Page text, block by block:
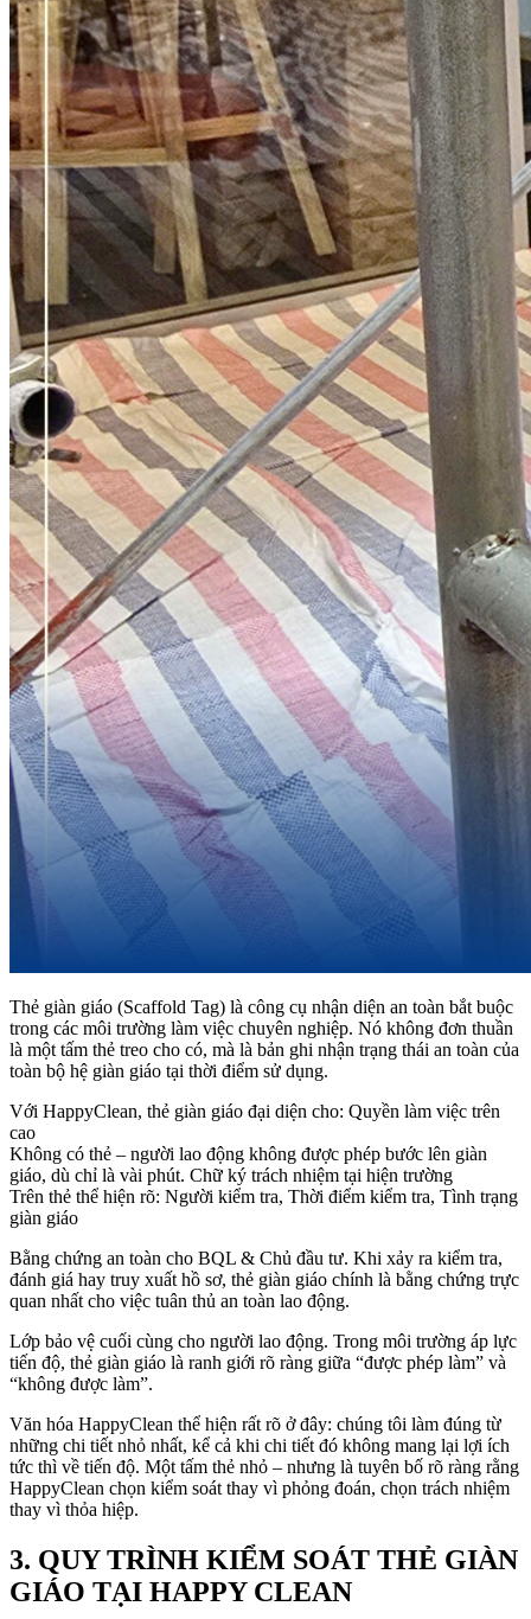
Thẻ giàn giáo (Scaffold Tag) là công cụ nhận diện an toàn bắt buộc
trong các môi trường làm việc chuyên nghiệp. Nó không đơn thuần
là một tấm thẻ treo cho có, mà là bản ghi nhận trạng thái an toàn của
toàn bộ hệ giàn giáo tại thời điểm sử dụng.
Với HappyClean, thẻ giàn giáo đại diện cho: Quyền làm việc trên
cao
Không có thẻ – người lao động không được phép bước lên giàn
giáo, dù chỉ là vài phút. Chữ ký trách nhiệm tại hiện trường
Trên thẻ thể hiện rõ: Người kiểm tra, Thời điểm kiểm tra, Tình trạng
giàn giáo
Bằng chứng an toàn cho BQL & Chủ đầu tư. Khi xảy ra kiểm tra,
đánh giá hay truy xuất hồ sơ, thẻ giàn giáo chính là bằng chứng trực
quan nhất cho việc tuân thủ an toàn lao động.
Lớp bảo vệ cuối cùng cho người lao động. Trong môi trường áp lực
tiến độ, thẻ giàn giáo là ranh giới rõ ràng giữa “được phép làm” và
“không được làm”.
Văn hóa HappyClean thể hiện rất rõ ở đây: chúng tôi làm đúng từ
những chi tiết nhỏ nhất, kể cả khi chi tiết đó không mang lại lợi ích
tức thì về tiến độ. Một tấm thẻ nhỏ – nhưng là tuyên bố rõ ràng rằng
HappyClean chọn kiểm soát thay vì phỏng đoán, chọn trách nhiệm
thay vì thỏa hiệp.
3. QUY TRÌNH KIỂM SOÁT THẺ GIÀN
GIÁO TẠI HAPPY CLEAN